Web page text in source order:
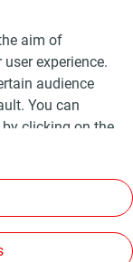
d’Utilisation
-
aim of
experience.
audience
You can
clicking on the
the "Accept"
cookies
be used. For
and Tracker